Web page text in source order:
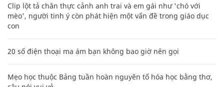
Clip lột tả chân thực cảnh anh trai và em gái như 'chó với
mèo', người tinh ý còn phát hiện một vấn đề trong giáo dục
con
20 số điện thoại ma ám bạn không bao giờ nên gọi
Mẹo học thuộc Bảng tuần hoàn nguyên tố hóa học bằng thơ,